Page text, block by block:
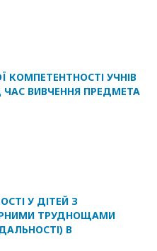
УЧНІВ
ВИВЧЕННЯ ПРЕДМЕТА
У ДІТЕЙ З
ТРУДНОЩАМИ
В